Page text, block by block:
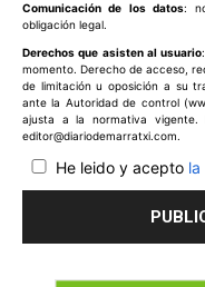
Comunicación de los datos:
obligación legal.
Derechos que asisten al usuario
momento. Derecho de acceso,
de limitación u oposición a su
ante la Autoridad de control
ajusta a la normativa vigente.
editor@diariodemarratxi.com.
He leido y acepto